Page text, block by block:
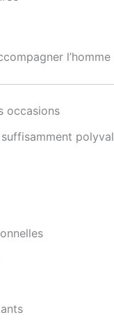
occasions